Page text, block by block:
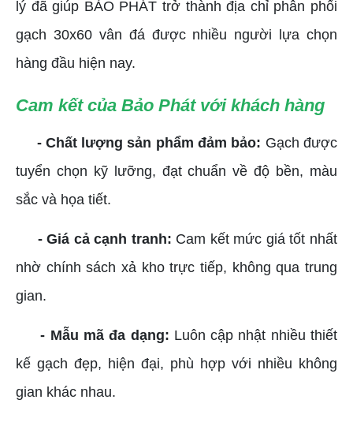
lý đã giúp BẢO PHÁT trở thành địa chỉ phân phối
gạch 30x60 vân đá được nhiều người lựa chọn
hàng đầu hiện nay.
Cam kết của Bảo Phát với khách hàng
- Chất lượng sản phẩm đảm bảo: Gạch được
tuyển chọn kỹ lưỡng, đạt chuẩn về độ bền, màu
sắc và họa tiết.
- Giá cả cạnh tranh: Cam kết mức giá tốt nhất
nhờ chính sách xả kho trực tiếp, không qua trung
gian.
- Mẫu mã đa dạng: Luôn cập nhật nhiều thiết
kế gạch đẹp, hiện đại, phù hợp với nhiều không
gian khác nhau.